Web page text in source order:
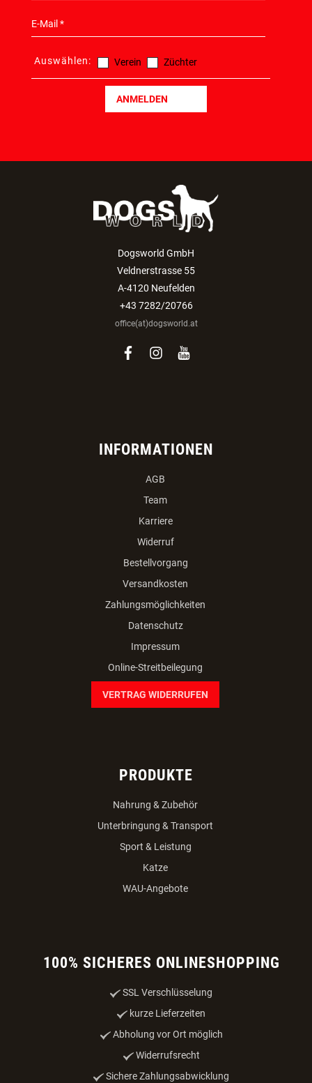
Auswählen: Verein Züchter
ANMELDEN
Dogsworld GmbH
Veldnerstrasse 55
A-4120 Neufelden
+43 7282/20766
office(at)dogsworld.at
facebook
instagram
youtube
INFORMATIONEN
AGB
Team
Karriere
Widerruf
Bestellvorgang
Versandkosten
Zahlungsmöglichkeiten
Datenschutz
Impressum
Online-Streitbeilegung
VERTRAG WIDERRUFEN
PRODUKTE
Nahrung & Zubehör
Unterbringung & Transport
Sport & Leistung
Katze
WAU-Angebote
100% SICHERES ONLINESHOPPING
SSL Verschlüsselung
kurze Lieferzeiten
Abholung vor Ort möglich
Widerrufsrecht
Sichere Zahlungsabwicklung